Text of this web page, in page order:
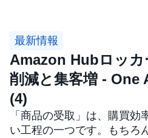
最新情報
Amazon Hubロッカ
削減と集客増 - One
(4)
「商品の受取」は、購買
い工程の一つです。もちろ